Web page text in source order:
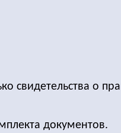
свидетельства о
документов.